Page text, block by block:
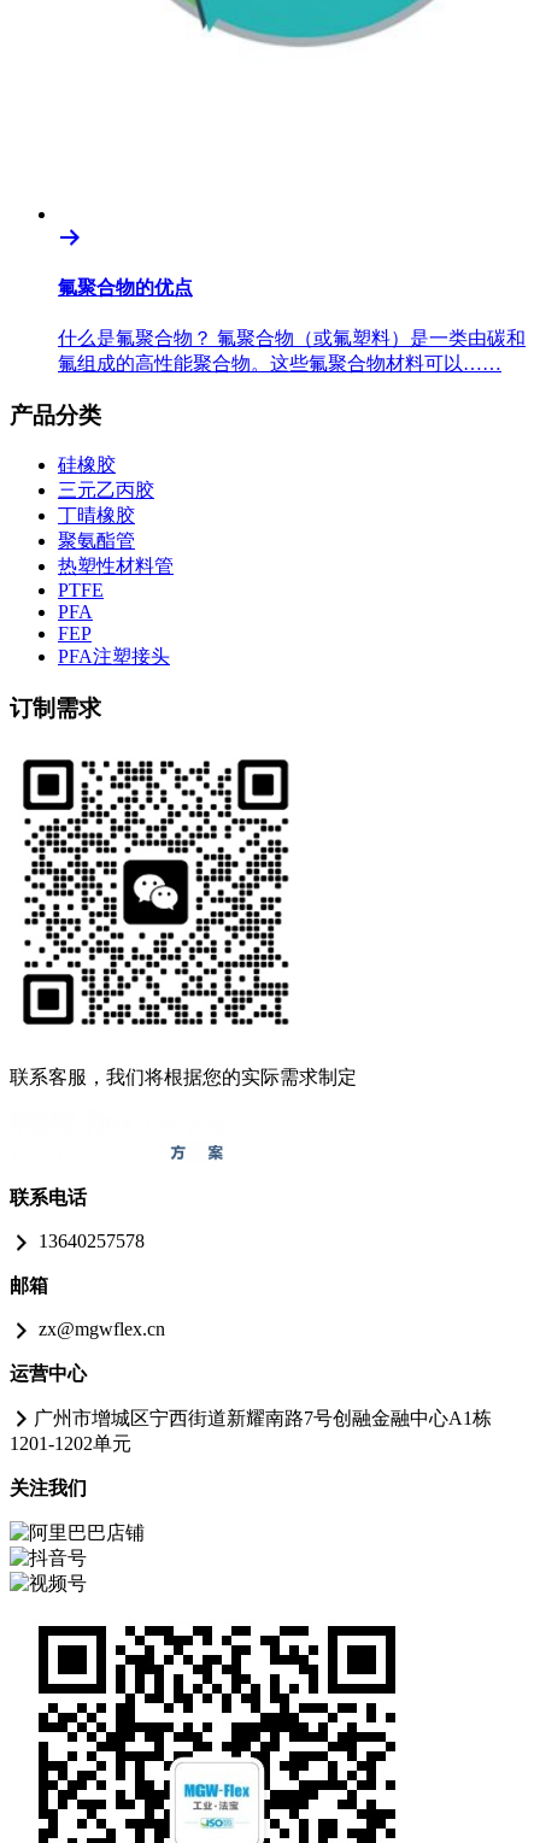
氟聚合物的优点
什么是氟聚合物？ 氟聚合物（或氟塑料）是一类由碳和
氟组成的高性能聚合物。这些氟聚合物材料可以……
产品分类
硅橡胶
三元乙丙胶
丁晴橡胶
聚氨酯管
热塑性材料管
PTFE
PFA
FEP
PFA注塑接头
订制需求
联系客服，我们将根据您的实际需求制定
联系电话
13640257578
邮箱
zx@mgwflex.cn
运营中心
广州市增城区宁西街道新耀南路7号创融金融中心A1栋
1201-1202单元
关注我们